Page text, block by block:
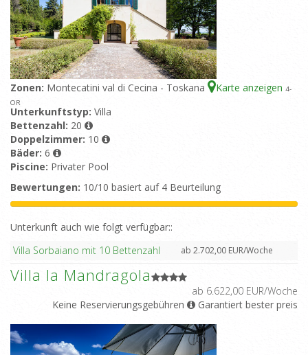
Zonen: Montecatini val di Cecina - Toskana Karte anzeigen 4-
OR
Unterkunftstyp: Villa
Bettenzahl: 20
Doppelzimmer: 10
Bäder: 6
Piscine: Privater Pool
Bewertungen: 10/10 basiert auf 4 Beurteilung
Unterkunft auch wie folgt verfügbar::
Villa Sorbaiano mit 10 Bettenzahl
ab 2.702,00 EUR/Woche
Villa la Mandragola
ab 6.622,00 EUR/Woche
Keine Reservierungsgebühren
Garantiert bester preis